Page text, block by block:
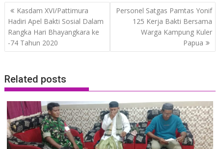
Post
navigation
Kasdam XVI/Pattimura
Hadiri Apel Bakti Sosial Dalam
Rangka Hari Bhayangkara ke
-74 Tahun 2020
Personel Satgas Pamtas Yonif
125 Kerja Bakti Bersama
Warga Kampung Kuler
Papua
Related posts